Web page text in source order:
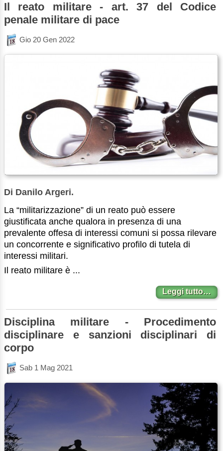
Il reato militare - art. 37 del Codice
penale militare di pace
Gio 20 Gen 2022
Di Danilo Argeri.
La “militarizzazione” di un reato può essere
giustificata anche qualora in presenza di una
prevalente offesa di interessi comuni si possa rilevare
un concorrente e significativo profilo di tutela di
interessi militari.
Il reato militare è ...
Leggi tutto…
Disciplina militare - Procedimento
disciplinare e sanzioni disciplinari di
corpo
Sab 1 Mag 2021